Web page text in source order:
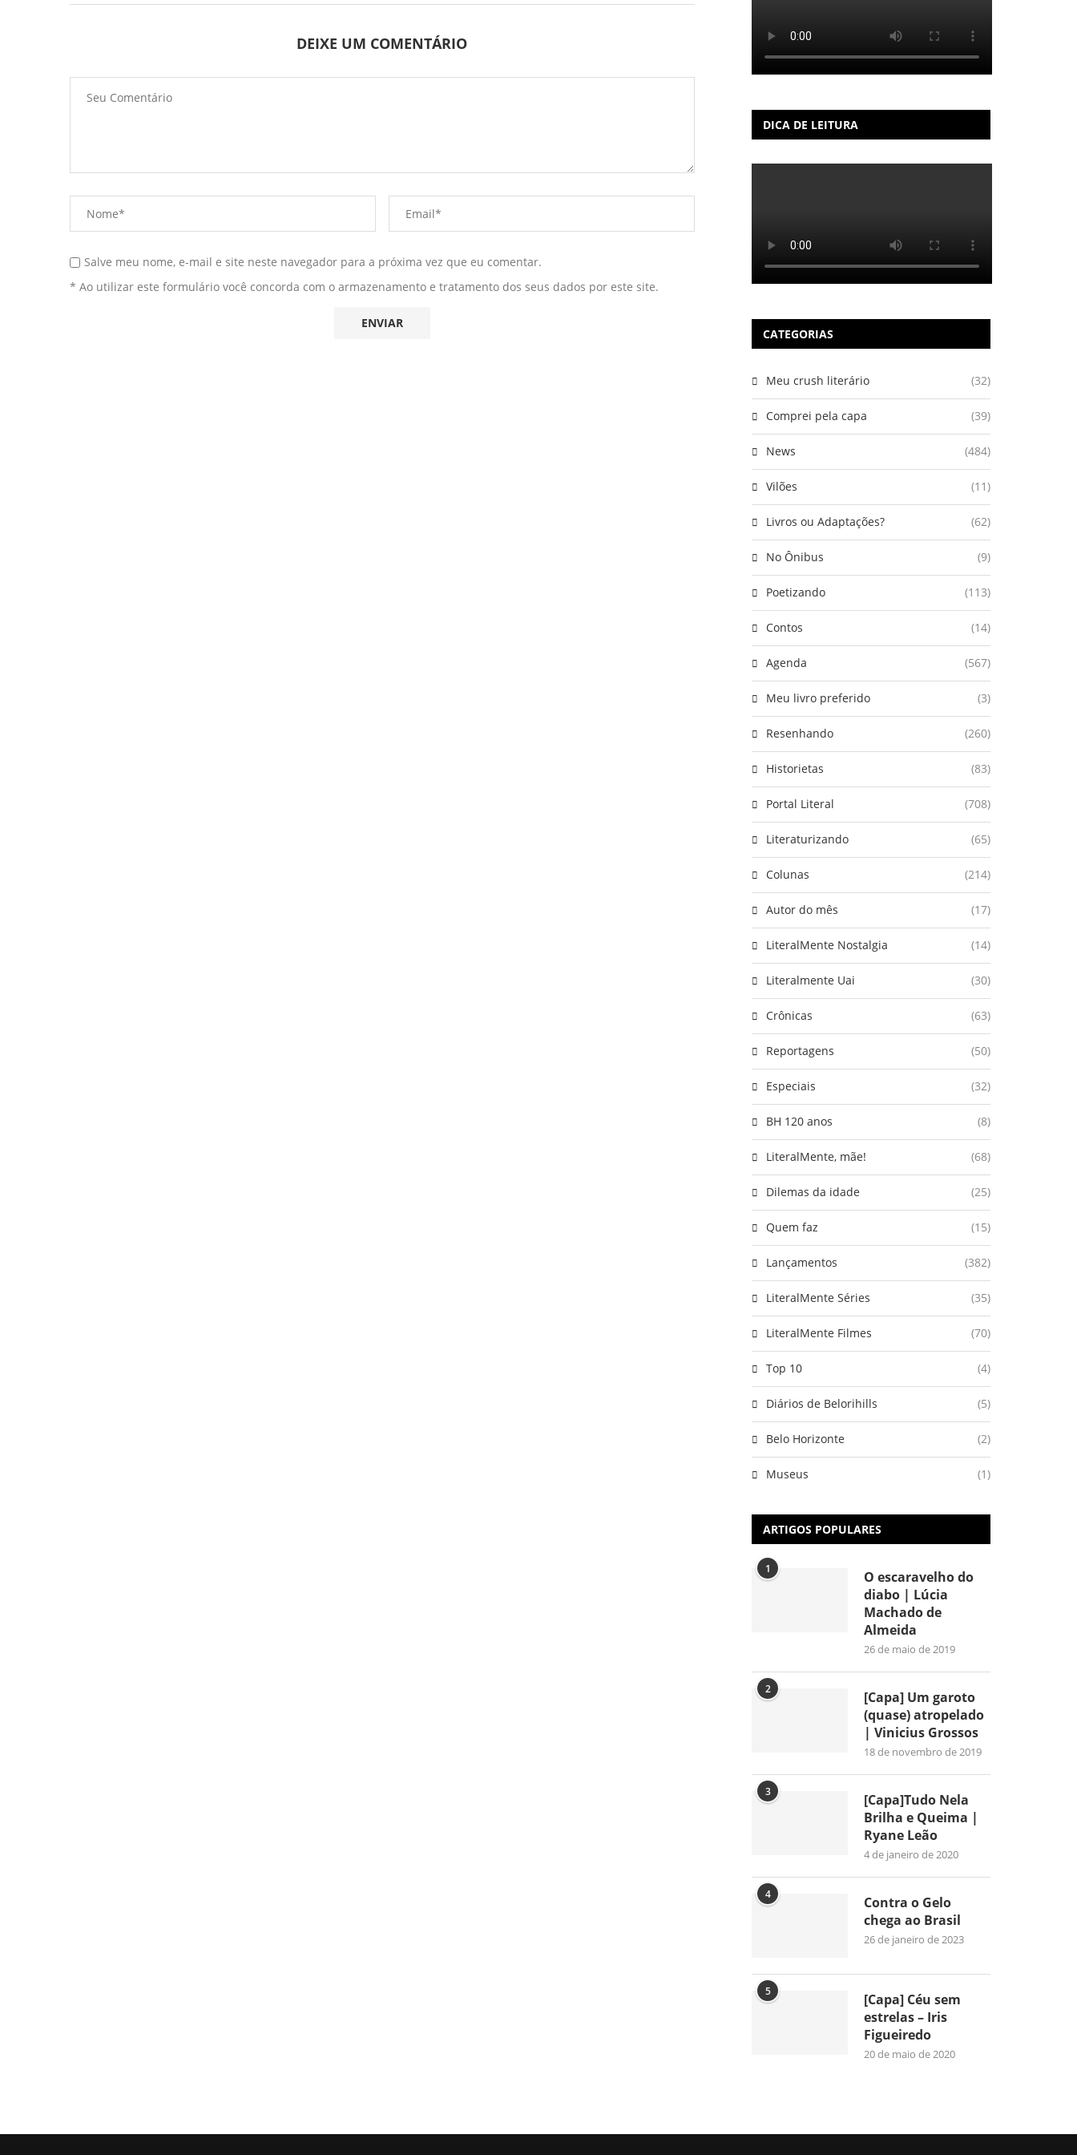
DEIXE UM COMENTÁRIO
Salve meu nome, e-mail e site neste navegador para a próxima vez que eu comentar.
* Ao utilizar este formulário você concorda com o armazenamento e tratamento dos seus dados por este site.
DICA DE LEITURA
CATEGORIAS
Meu crush literário (32)
Comprei pela capa (39)
News (484)
Vilões (11)
Livros ou Adaptações? (62)
No Ônibus (9)
Poetizando (113)
Contos (14)
Agenda (567)
Meu livro preferido (3)
Resenhando (260)
Historietas (83)
Portal Literal (708)
Literaturizando (65)
Colunas (214)
Autor do mês (17)
LiteralMente Nostalgia (14)
Literalmente Uai (30)
Crônicas (63)
Reportagens (50)
Especiais (32)
BH 120 anos (8)
LiteralMente, mãe! (68)
Dilemas da idade (25)
Quem faz (15)
Lançamentos (382)
LiteralMente Séries (35)
LiteralMente Filmes (70)
Top 10 (4)
Diários de Belorihills (5)
Belo Horizonte (2)
Museus (1)
ARTIGOS POPULARES
1
O escaravelho do
diabo | Lúcia
Machado de
Almeida
26 de maio de 2019
2
[Capa] Um garoto
(quase) atropelado
| Vinicius Grossos
18 de novembro de 2019
3
[Capa]Tudo Nela
Brilha e Queima |
Ryane Leão
4 de janeiro de 2020
4
Contra o Gelo
chega ao Brasil
26 de janeiro de 2023
5
[Capa] Céu sem
estrelas – Iris
Figueiredo
20 de maio de 2020